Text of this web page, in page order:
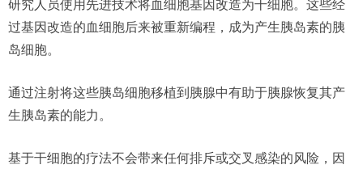
研究人员使用先进技术将血细胞基因改造为干细胞。这些经
过基因改造的血细胞后来被重新编程，成为产生胰岛素的胰
岛细胞。
通过注射将这些胰岛细胞移植到胰腺中有助于胰腺恢复其产
生胰岛素的能力。
基于干细胞的疗法不会带来任何排斥或交叉感染的风险，因